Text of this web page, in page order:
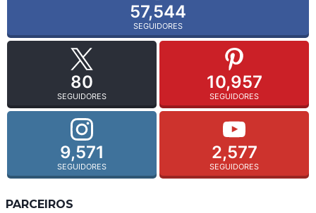
57,544
SEGUIDORES
80
SEGUIDORES
10,957
SEGUIDORES
9,571
SEGUIDORES
2,577
SEGUIDORES
PARCEIROS